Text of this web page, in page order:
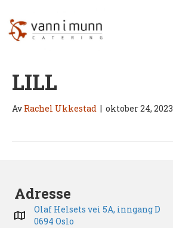
LILL
Av Rachel Ukkestad | oktober 24, 2023
Adresse
Olaf Helsets vei 5A, inngang D
0694 Oslo